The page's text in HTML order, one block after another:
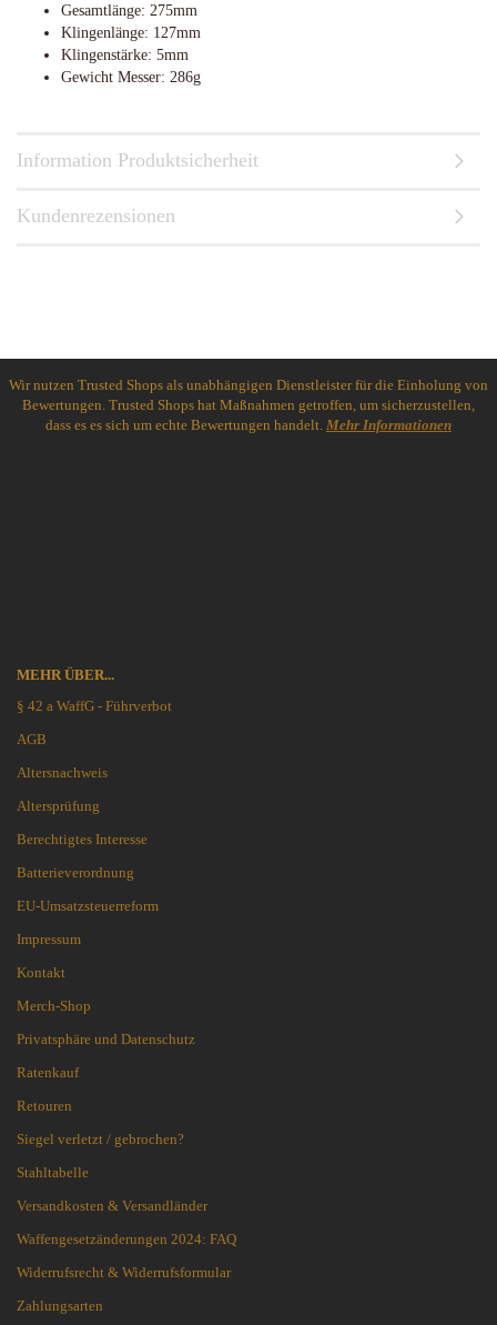
Gesamtlänge: 275mm
Klingenlänge: 127mm
Klingenstärke: 5mm
Gewicht Messer: 286g
Information Produktsicherheit
Kundenrezensionen
Wir nutzen Trusted Shops als unabhängigen Dienstleister für die Einholung von
Bewertungen. Trusted Shops hat Maßnahmen getroffen, um sicherzustellen,
dass es es sich um echte Bewertungen handelt. Mehr Informationen
MEHR ÜBER...
§ 42 a WaffG - Führverbot
AGB
Altersnachweis
Altersprüfung
Berechtigtes Interesse
Batterieverordnung
EU-Umsatzsteuerreform
Impressum
Kontakt
Merch-Shop
Privatsphäre und Datenschutz
Ratenkauf
Retouren
Siegel verletzt / gebrochen?
Stahltabelle
Versandkosten & Versandländer
Waffengesetzänderungen 2024: FAQ
Widerrufsrecht & Widerrufsformular
Zahlungsarten